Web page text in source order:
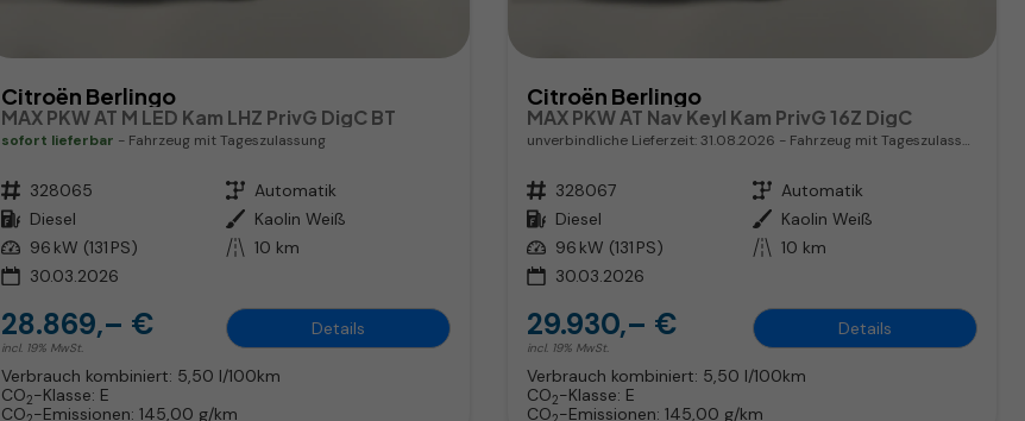
Citroën Berlingo
MAX PKW AT M LED Kam LHZ PrivG DigC BT
sofort lieferbar Fahrzeug mit Tageszulassung
Fahrzeugnr. 328065 Getriebe Automatik
Kraftstoff Diesel Außenfarbe Kaolin Weiß
Leistung 96 kW (131 PS) Kilometerstand 10 km
30.03.2026
28.869,– €
incl. 19% MwSt.
Details
Verbrauch kombiniert: 5,50 l/100km
CO2-Klasse: E
CO -Emissionen: 145,00 g/km
Citroën Berlingo
MAX PKW AT Nav Keyl Kam PrivG 16Z DigC
unverbindliche Lieferzeit:31.08.2026 Fahrzeug mit Tageszulassung
Fahrzeugnr. 328067 Getriebe Automatik
Kraftstoff Diesel Außenfarbe Kaolin Weiß
Leistung 96 kW (131 PS) Kilometerstand 10 km
30.03.2026
29.930,– €
incl. 19% MwSt.
Details
Verbrauch kombiniert: 5,50 l/100km
CO2-Klasse: E
CO -Emissionen:145,00 g/km